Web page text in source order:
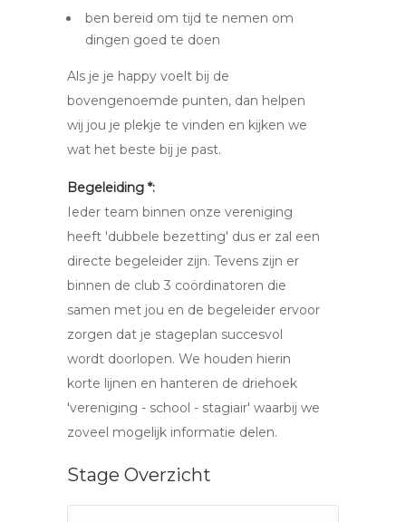
ben bereid om tijd te nemen om
dingen goed te doen
Als je je happy voelt bij de
bovengenoemde punten, dan helpen
wij jou je plekje te vinden en kijken we
wat het beste bij je past.
Begeleiding *:
Ieder team binnen onze vereniging
heeft 'dubbele bezetting' dus er zal een
directe begeleider zijn. Tevens zijn er
binnen de club 3 coördinatoren die
samen met jou en de begeleider ervoor
zorgen dat je stageplan succesvol
wordt doorlopen. We houden hierin
korte lijnen en hanteren de driehoek
'vereniging - school - stagiair' waarbij we
zoveel mogelijk informatie delen.
Stage Overzicht